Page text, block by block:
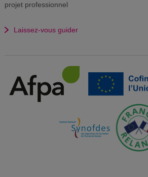
projet professionnel
Laissez-vous guider